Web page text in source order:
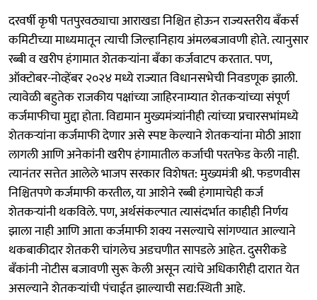
दरवर्षी कृषी पतपुरवठ्याचा आराखडा निश्चित होऊन राज्यस्तरीय बॅंकर्स
कमिटीच्या माध्यमातून त्याची जिल्हानिहाय अंमलबजावणी होते. त्यानुसार
रब्बी व खरीप हंगामात शेतकऱ्यांना बॅंका कर्जवाटप करतात. पण,
ऑक्टोबर-नोव्हेंबर २०२४ मध्ये राज्यात विधानसभेची निवडणूक झाली.
त्यावेळी बहुतेक राजकीय पक्षांच्या जाहिरनाम्यात शेतकऱ्यांच्या संपूर्ण
कर्जमाफीचा मुद्दा होता. विद्यमान मुख्यमंत्र्यांनीही त्यांच्या प्रचारसभांमध्ये
शेतकऱ्यांना कर्जमाफी देणार असे स्पष्ट केल्याने शेतकऱ्यांना मोठी आशा
लागली आणि अनेकांनी खरीप हंगामातील कर्जाची परतफेड केली नाही.
त्यानंतर सत्तेत आलेले भाजप सरकार विशेषत: मुख्यमंत्री श्री. फडणवीस
निश्चितपणे कर्जमाफी करतील, या आशेने रब्बी हंगामाचेही कर्ज
शेतकऱ्यांनी थकविले. पण, अर्थसंकल्पात त्यासंदर्भात काहीही निर्णय
झाला नाही आणि आता कर्जमाफी शक्य नसल्याचे सांगण्यात आल्याने
थकबाकीदार शेतकरी चांगलेच अडचणीत सापडले आहेत. दुसरीकडे
बॅंकांनी नोटीस बजावणी सुरू केली असून त्यांचे अधिकारीही दारात येत
असल्याने शेतकऱ्यांची पंचाईत झाल्याची सद्य:स्थिती आहे.